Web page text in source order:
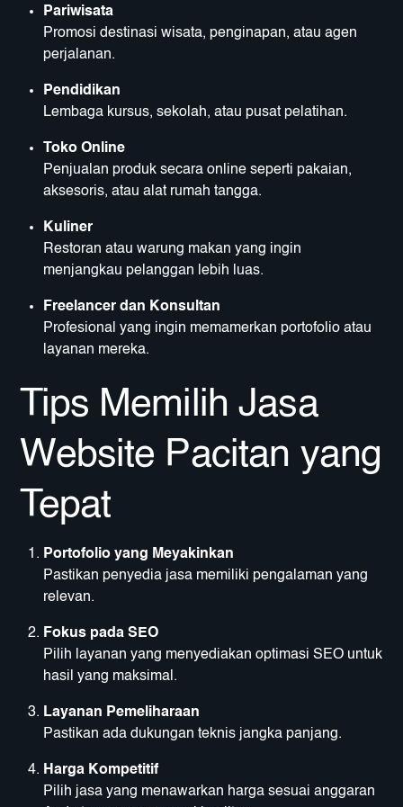
Pariwisata
Promosi destinasi wisata, penginapan, atau agen
perjalanan.
Pendidikan
Lembaga kursus, sekolah, atau pusat pelatihan.
Toko Online
Penjualan produk secara online seperti pakaian,
aksesoris, atau alat rumah tangga.
Kuliner
Restoran atau warung makan yang ingin
menjangkau pelanggan lebih luas.
Freelancer dan Konsultan
Profesional yang ingin memamerkan portofolio atau
layanan mereka.
Tips Memilih Jasa
Website Pacitan yang
Tepat
Portofolio yang Meyakinkan
Pastikan penyedia jasa memiliki pengalaman yang
relevan.
Fokus pada SEO
Pilih layanan yang menyediakan optimasi SEO untuk
hasil yang maksimal.
Layanan Pemeliharaan
Pastikan ada dukungan teknis jangka panjang.
Harga Kompetitif
Pilih jasa yang menawarkan harga sesuai anggaran